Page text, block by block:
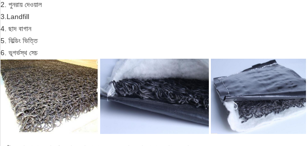
2. পুনরায় দেওয়াল
3.Landfill
4. ছাদ বাগান
5. বিল্ডিং ভিত্তি
6. ভূগর্ভস্থ সেচ